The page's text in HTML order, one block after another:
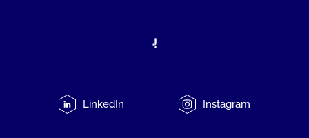
LinkedIn Instagram